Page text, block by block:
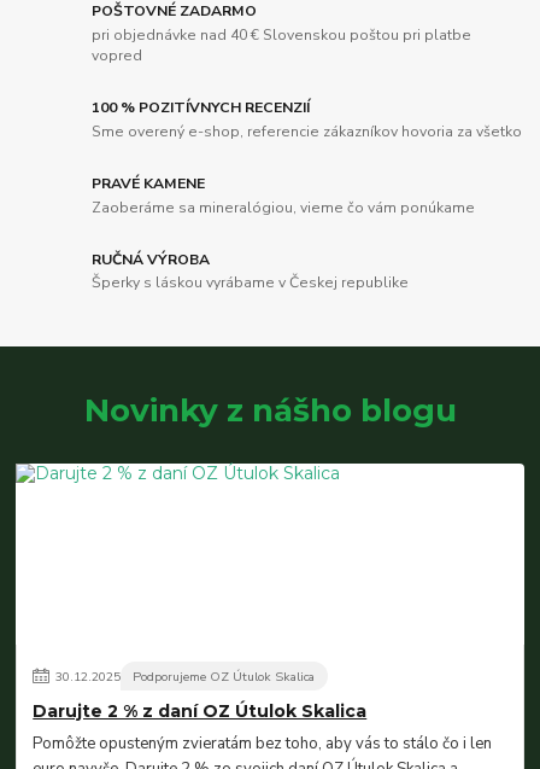
POŠTOVNÉ ZADARMO
pri objednávke nad 40 € Slovenskou poštou pri platbe
vopred
100 % POZITÍVNYCH RECENZIÍ
Sme overený e-shop, referencie zákazníkov hovoria za všetko
PRAVÉ KAMENE
Zaoberáme sa mineralógiou, vieme čo vám ponúkame
RUČNÁ VÝROBA
Šperky s láskou vyrábame v Českej republike
Novinky z nášho blogu
30.12.2025 Podporujeme OZ Útulok Skalica
Darujte 2 % z daní OZ Útulok Skalica
Pomôžte opusteným zvieratám bez toho, aby vás to stálo čo i len